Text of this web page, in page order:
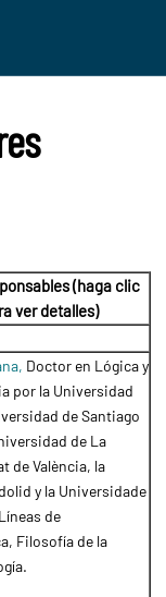
(haga clic
ver detalles)
Doctor en Lógica y
por la Universidad
de Santiago
de La
de València, la
y la Universidade
de
Filosofía de la